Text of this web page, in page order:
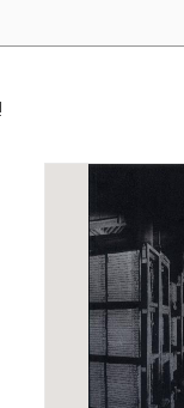
약용
“정조”와 “정약
색
용 “정조” 또는 “